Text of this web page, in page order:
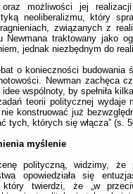
oraz możliwości jej
neoliberalizmu, który
związanych z
Newmana traktowany jako
jednak niezbędnym do
o konieczności budowania
Newman zachęca
wspólnoty, by spełniła
teorii politycznej wydaje
konstruować już
tych, których się włącza” (s.
myślenie
polityczną, widzimy, że
opowiedziała się
który twierdzi, że „w